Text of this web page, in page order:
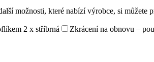
možnosti, které nabízí výrobce, si můžete
2 x stříbrná Zkrácení na obnovu –